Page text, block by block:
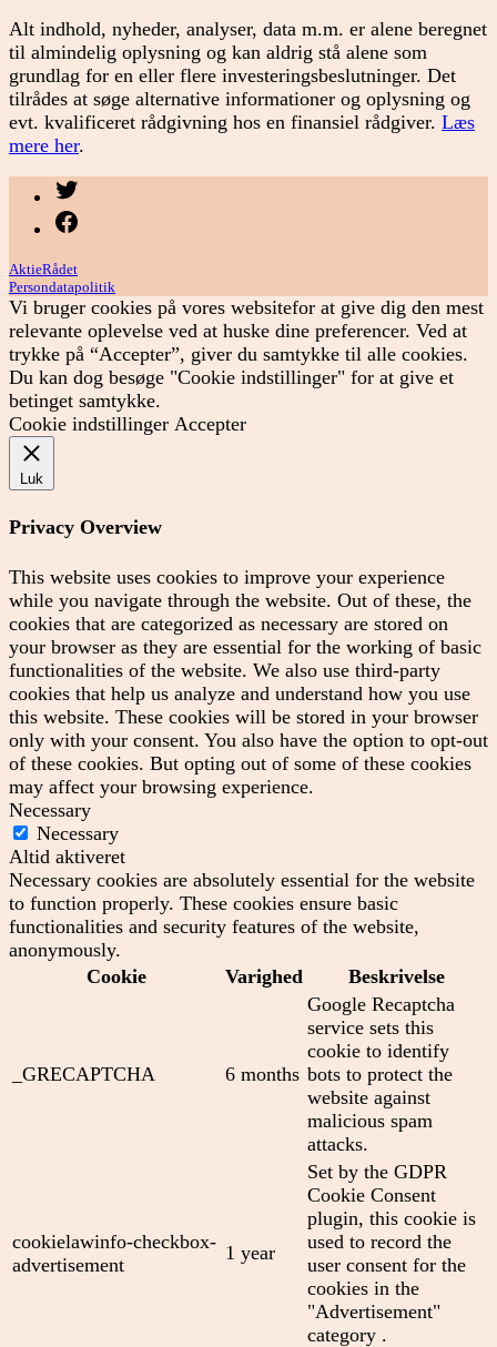
Alt indhold, nyheder, analyser, data m.m. er alene beregnet
til almindelig oplysning og kan aldrig stå alene som
grundlag for en eller flere investeringsbeslutninger. Det
tilrådes at søge alternative informationer og oplysning og
evt. kvalificeret rådgivning hos en finansiel rådgiver. Læs
mere her.
AktieRådet
Persondatapolitik
Vi bruger cookies på vores websitefor at give dig den mest
relevante oplevelse ved at huske dine preferencer. Ved at
trykke på “Accepter”, giver du samtykke til alle cookies.
Du kan dog besøge "Cookie indstillinger" for at give et
betinget samtykke.
Cookie indstillinger Accepter
Luk
Privacy Overview
This website uses cookies to improve your experience
while you navigate through the website. Out of these, the
cookies that are categorized as necessary are stored on
your browser as they are essential for the working of basic
functionalities of the website. We also use third-party
cookies that help us analyze and understand how you use
this website. These cookies will be stored in your browser
only with your consent. You also have the option to opt-out
of these cookies. But opting out of some of these cookies
may affect your browsing experience.
Necessary
Necessary
Altid aktiveret
Necessary cookies are absolutely essential for the website
to function properly. These cookies ensure basic
functionalities and security features of the website,
anonymously.
Cookie
Varighed Beskrivelse
_GRECAPTCHA 6 months
Google Recaptcha
service sets this
cookie to identify
bots to protect the
website against
malicious spam
attacks.
cookielawinfo-checkbox-
advertisement
1 year
Set by the GDPR
Cookie Consent
plugin, this cookie is
used to record the
user consent for the
cookies in the
"Advertisement"
category .